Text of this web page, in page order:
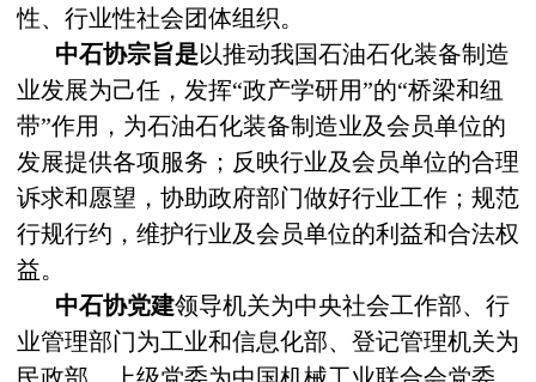
性、行业性社会团体组织。
中石协宗旨是以推动我国石油石化装备制造
业发展为己任，发挥“政产学研用”的“桥梁和纽
带”作用，为石油石化装备制造业及会员单位的
发展提供各项服务；反映行业及会员单位的合理
诉求和愿望，协助政府部门做好行业工作；规范
行规行约，维护行业及会员单位的利益和合法权
益。
中石协党建领导机关为中央社会工作部、行
业管理部门为工业和信息化部、登记管理机关为